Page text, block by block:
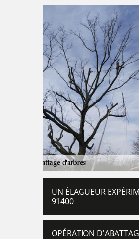
UN ÉLAGUEUR
91400
OPÉRATION